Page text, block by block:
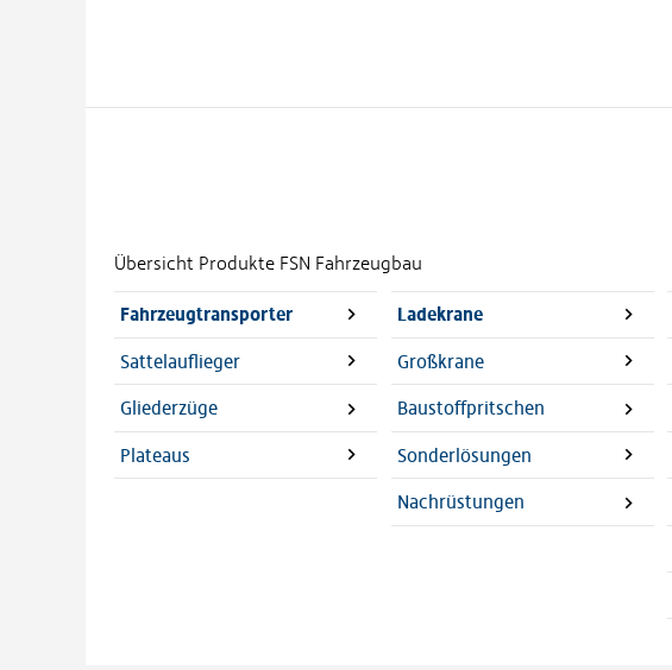
Übersicht Produkte FSN Fahrzeugbau
Fahrzeugtransporter
Sattelauflieger
Gliederzüge
Plateaus
Ladekrane
Großkrane
Baustoffpritschen
Sonderlösungen
Nachrüstungen